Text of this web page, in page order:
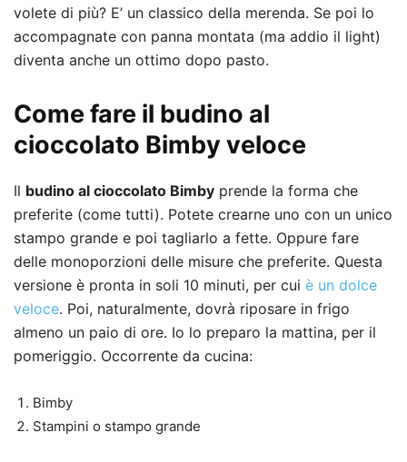
volete di più? E’ un classico della merenda. Se poi lo
accompagnate con panna montata (ma addio il light)
diventa anche un ottimo dopo pasto.
Come fare il budino al
cioccolato Bimby veloce
Il budino al cioccolato Bimby prende la forma che
preferite (come tutti). Potete crearne uno con un unico
stampo grande e poi tagliarlo a fette. Oppure fare
delle monoporzioni delle misure che preferite. Questa
versione è pronta in soli 10 minuti, per cui è un dolce
veloce. Poi, naturalmente, dovrà riposare in frigo
almeno un paio di ore. Io lo preparo la mattina, per il
pomeriggio. Occorrente da cucina:
Bimby
Stampini o stampo grande